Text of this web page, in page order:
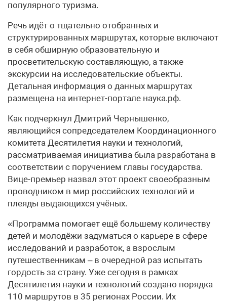
популярного туризма.
Речь идёт о тщательно отобранных и
структурированных маршрутах, которые включают
в себя обширную образовательную и
просветительскую составляющую, а также
экскурсии на исследовательские объекты.
Детальная информация о данных маршрутах
размещена на интернет-портале наука.рф.
Как подчеркнул Дмитрий Чернышенко,
являющийся сопредседателем Координационного
комитета Десятилетия науки и технологий,
рассматриваемая инициатива была разработана в
соответствии с поручением главы государства.
Вице-премьер назвал этот проект своеобразным
проводником в мир российских технологий и
плеяды выдающихся учёных.
«Программа помогает ещё большему количеству
детей и молодёжи задуматься о карьере в сфере
исследований и разработок, а взрослым
путешественникам – в очередной раз испытать
гордость за страну. Уже сегодня в рамках
Десятилетия науки и технологий создано порядка
110 маршрутов в 35 регионах России. Их